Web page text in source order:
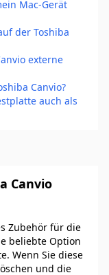
Mac-Gerät
der Toshiba
externe
Canvio?
auch als
Canvio
Zubehör für die
beliebte Option
Wenn Sie diese
und die